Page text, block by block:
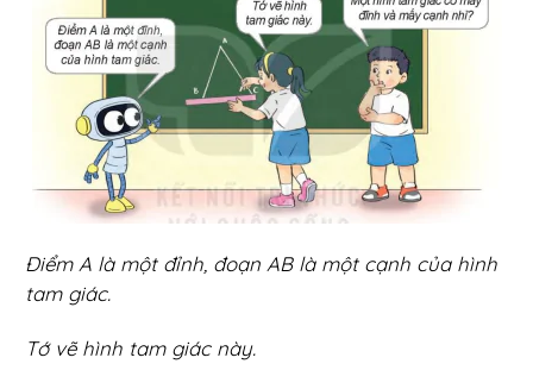
Điểm A là một đỉnh, đoạn AB là một cạnh của hình
tam giác.
Tớ vẽ hình tam giác này.